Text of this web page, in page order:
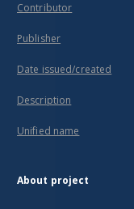
Contributor
Publisher
Date issued/created
Description
Unified name
About project